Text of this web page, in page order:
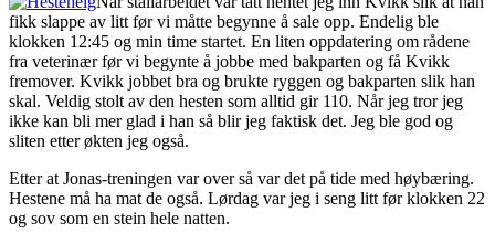
fikk slappe av litt før vi måtte begynne å sale opp. Endelig ble
klokken 12:45 og min time startet. En liten oppdatering om rådene
fra veterinær før vi begynte å jobbe med bakparten og få Kvikk
fremover. Kvikk jobbet bra og brukte ryggen og bakparten slik han
skal. Veldig stolt av den hesten som alltid gir 110. Når jeg tror jeg
ikke kan bli mer glad i han så blir jeg faktisk det. Jeg ble god og
sliten etter økten jeg også.
Etter at Jonas-treningen var over så var det på tide med høybæring.
Hestene må ha mat de også. Lørdag var jeg i seng litt før klokken 22
og sov som en stein hele natten.